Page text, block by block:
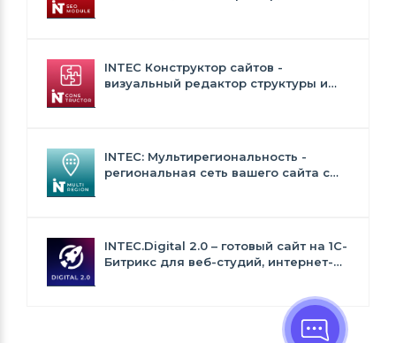
INTEC Конструктор сайтов -
визуальный редактор структуры и
INTEC: Мультирегиональность -
региональная сеть вашего сайта с
INTEC.Digital 2.0 – готовый сайт на 1C-
Битрикс для веб-студий, интернет-